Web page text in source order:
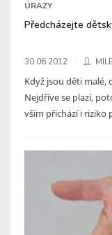
ÚRAZY
Předcházejte
30.06.2012
Když jsou děti malé,
Nejdříve se plazí,
vším přichází i riziko